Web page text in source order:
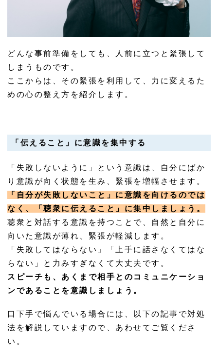
どんな事前準備をしても、人前に立つと緊張して
しまうものです。
ここからは、その緊張を利用して、力に変えるた
めの心の整え方を紹介します。
「伝えること」に意識を集中する
「失敗しないように」という意識は、自分にばか
り意識が向く状態を生み、緊張を増幅させます。
「自分が失敗しないこと」に意識を向けるのでは
なく、「聴衆に伝えること」に集中しましょう。
聴衆と対話する意識を持つことで、自然と自分に
向いた意識が薄れ、緊張が軽減します。
「失敗してはならない」「上手に話さなくてはな
らない」と力みすぎなくて大丈夫です。
スピーチも、あくまで相手とのコミュニケーショ
ンであることを意識しましょう。
口下手で悩んでいる場合には、以下の記事で対処
法を解説していますので、あわせてご覧くださ
い。